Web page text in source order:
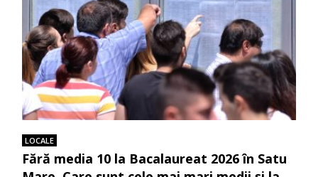
LOCALE
Fără media 10 la Bacalaureat 2026 în Satu